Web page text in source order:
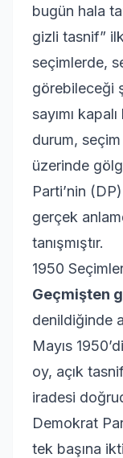
bugün hala
gizli tasnif”
seçimlerde,
görebileceği
sayımı
durum, seçim
üzerinde
Parti’nin
gerçek
tanışmıştır.
1950
Geçmişten
denildiğinde
Mayıs
oy, açık
iradesi
Demokrat
tek başına